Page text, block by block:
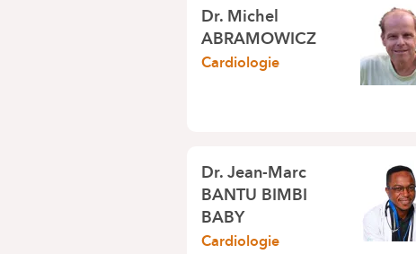
Dr.Michel
ABRAMOWICZ
Cardiologie
Dr.Jean-Marc
BANTU BIMBI
BABY
Cardiologie